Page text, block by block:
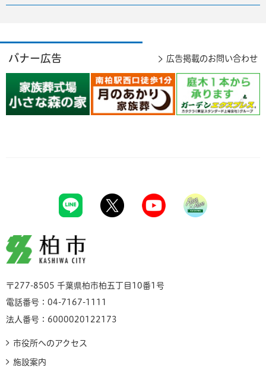
バナー広告 広告掲載のお問い合わせ
柏市
〒277-8505 千葉県柏市柏五丁目10番1号
電話番号：04-7167-1111
法人番号：6000020122173
市役所へのアクセス
施設案内